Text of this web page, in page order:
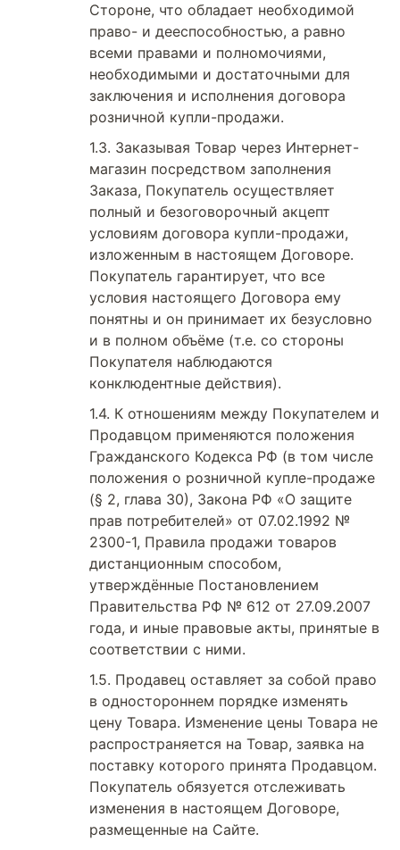
Стороне, что обладает необходимой
право- и дееспособностью, а равно
всеми правами и полномочиями,
необходимыми и достаточными для
заключения и исполнения договора
розничной купли-продажи.
Заказывая Товар через Интернет-
магазин посредством заполнения
Заказа, Покупатель осуществляет
полный и безоговорочный акцепт
условиям договора купли-продажи,
изложенным в настоящем Договоре.
Покупатель гарантирует, что все
условия настоящего Договора ему
понятны и он принимает их безусловно
и в полном объёме (т.е. со стороны
Покупателя наблюдаются
конклюдентные действия).
К отношениям между Покупателем и
Продавцом применяются положения
Гражданского Кодекса РФ (в том числе
положения о розничной купле-продаже
(§ 2, глава 30), Закона РФ «О защите
прав потребителей» от 07.02.1992 №
2300-1, Правила продажи товаров
дистанционным способом,
утверждённые Постановлением
Правительства РФ № 612 от 27.09.2007
года, и иные правовые акты, принятые в
соответствии с ними.
Продавец оставляет за собой право
в одностороннем порядке изменять
цену Товара. Изменение цены Товара не
распространяется на Товар, заявка на
поставку которого принята Продавцом.
Покупатель обязуется отслеживать
изменения в настоящем Договоре,
размещенные на Сайте.